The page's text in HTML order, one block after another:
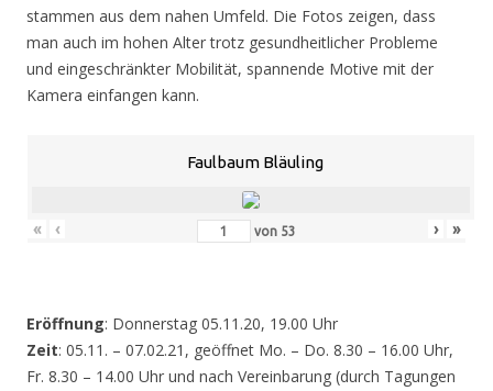
stammen aus dem nahen Umfeld. Die Fotos zeigen, dass
man auch im hohen Alter trotz gesundheitlicher Probleme
und eingeschränkter Mobilität, spannende Motive mit der
Kamera einfangen kann.
Faulbaum Bläuling
« ‹ von 53 › »
Eröffnung: Donnerstag 05.11.20, 19.00 Uhr
Zeit: 05.11. – 07.02.21, geöffnet Mo. – Do. 8.30 – 16.00 Uhr,
Fr. 8.30 – 14.00 Uhr und nach Vereinbarung (durch Tagungen